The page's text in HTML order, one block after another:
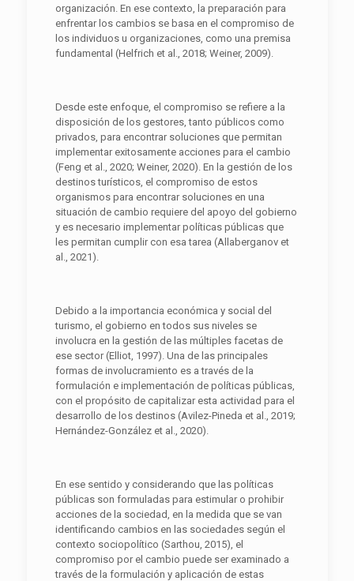
organización. En ese contexto, la preparación para
enfrentar los cambios se basa en el compromiso de
los individuos u organizaciones, como una premisa
fundamental (Helfrich et al., 2018; Weiner, 2009).
Desde este enfoque, el compromiso se refiere a la
disposición de los gestores, tanto públicos como
privados, para encontrar soluciones que permitan
implementar exitosamente acciones para el cambio
(Feng et al., 2020; Weiner, 2020). En la gestión de los
destinos turísticos, el compromiso de estos
organismos para encontrar soluciones en una
situación de cambio requiere del apoyo del gobierno
y es necesario implementar políticas públicas que
les permitan cumplir con esa tarea (Allaberganov et
al., 2021).
Debido a la importancia económica y social del
turismo, el gobierno en todos sus niveles se
involucra en la gestión de las múltiples facetas de
ese sector (Elliot, 1997). Una de las principales
formas de involucramiento es a través de la
formulación e implementación de políticas públicas,
con el propósito de capitalizar esta actividad para el
desarrollo de los destinos (Avilez-Pineda et al., 2019;
Hernández-González et al., 2020).
En ese sentido y considerando que las políticas
públicas son formuladas para estimular o prohibir
acciones de la sociedad, en la medida que se van
identificando cambios en las sociedades según el
contexto sociopolítico (Sarthou, 2015), el
compromiso por el cambio puede ser examinado a
través de la formulación y aplicación de estas